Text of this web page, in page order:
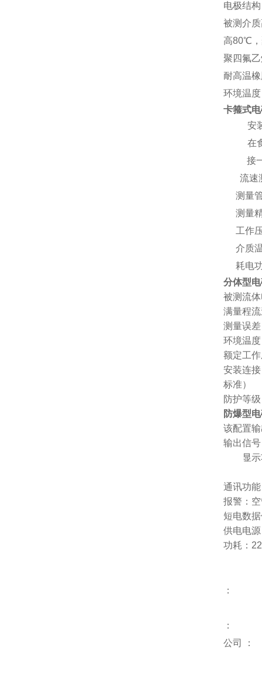
电极结
被测介
高80℃，
聚四氟
耐高温
环境温
卡箍式
安
2、在
接
流速
测量
测量
工作
介质
耗电
分体型
被测流
满量程
测量误
环境温
额定工
安装连
标准）
防护等
防爆型
该配置
输出信
流量显
通讯功
报警：
短电数
供电电
功耗：
：
：
公司
：